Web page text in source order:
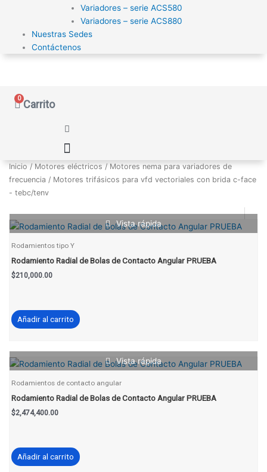
Variadores – serie ACS580
Variadores – serie ACS880
Nuestras Sedes
Contáctenos
0 Carrito
Inicio / Motores eléctricos / Motores nema para variadores de
frecuencia / Motores trifásicos para vfd vectoriales con brida c-face
- tebc/tenv
Vista rápida
Rodamientos tipo Y
Rodamiento Radial de Bolas de Contacto Angular PRUEBA
$210,000.00
Añadir al carrito
Vista rápida
Rodamientos de contacto angular
Rodamiento Radial de Bolas de Contacto Angular PRUEBA
$2,474,400.00
Añadir al carrito